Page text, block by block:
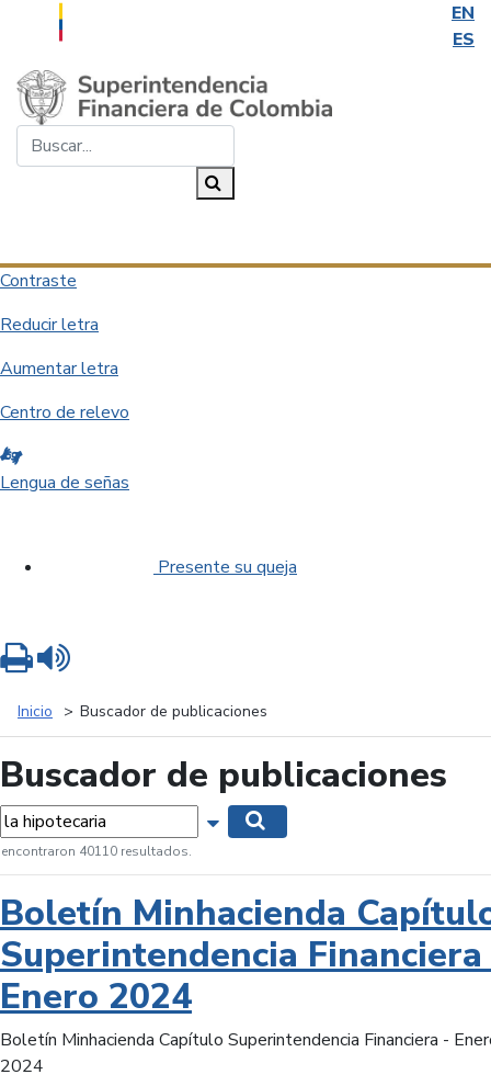
EN
ES
Saltar al contenido principal
Contraste
Reducir letra
Aumentar letra
Centro de relevo
Lengua de señas
Presente su queja
Inicio Buscador de publicaciones
Buscador de publicaciones
Mostrar opciones de búsqueda
encontraron 40110 resultados.
Boletín Minhacienda
Superintendencia
Enero 2024
Boletín Minhacienda Capítulo Superintendencia Financiera -
2024
Imprimir